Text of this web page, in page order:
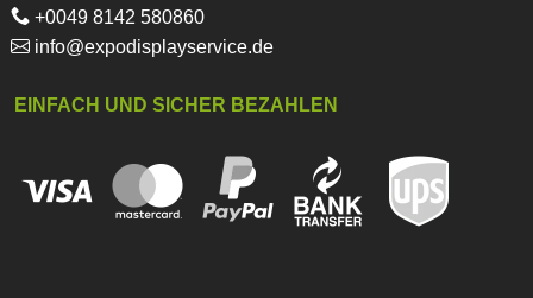
+0049 8142 580860
info@expodisplayservice.de
EINFACH UND SICHER BEZAHLEN